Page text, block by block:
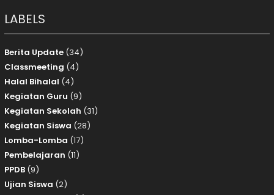
LABELS
Berita Update (34)
Classmeeting (4)
Halal Bihalal (4)
Kegiatan Guru (9)
Kegiatan Sekolah (31)
Kegiatan Siswa (28)
Lomba-Lomba (17)
Pembelajaran (11)
PPDB (9)
Ujian Siswa (2)